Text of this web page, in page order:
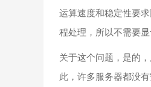
运算速度和稳定性要
程处理，所以不需要显
关于这个问题，是的
此，许多服务器都没